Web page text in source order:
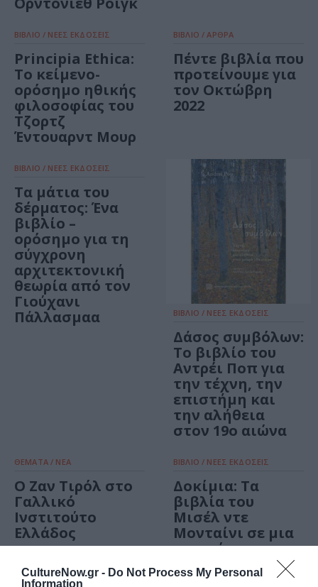
CultureNow.gr - Do Not Process My Personal
Information
ΒΙΒΛΙΟ / ΝΕΕΣ ΕΚΔΟΣΕΙΣ
Principia Ethica:
Το κείμενο-
ορόσημο ηθικής
φιλοσοφίας του
Τζορτζ
Έντουαρντ Μουρ
ΒΙΒΛΙΟ / ΑΡΘΡΑ
Πέντε βιβλία που
προτείνουμε για
τον Οκτώβρη
2022
ΒΙΒΛΙΟ / ΝΕΕΣ ΕΚΔΟΣΕΙΣ
Τα μάτια του
δέρματος: Ένα
βιβλίο –
ορόσημο για τη
σύγχρονη
αρχιτεκτονική
θεωρία από τον
Γιούχανι
Πάλλασμαα
ΒΙΒΛΙΟ / ΝΕΕΣ ΕΚΔΟΣΕΙΣ
Δάσος συμβόλων:
Το βιβλίο του
Αντρέι Ποπ για
την τέχνη, την
επιστήμη και
την αλήθεια
στον 19ο αιώνα
ΘΕΜΑΤΑ / ΝΕΑ
Ο Ζαν Τιρόλ στο
Γαλλικό
Ινστιτούτο
Ελλάδος
ΒΙΒΛΙΟ / ΝΕΕΣ ΕΚΔΟΣΕΙΣ
Δοκίμια: Τα
βιβλία του
Μισέλ ντε
Μονταίνι σε μια
κασετίνα
ΒΙΒΛΙΟ / ΝΕΕΣ ΕΚΔΟΣΕΙΣ ΒΙΒΛΙΟ / ΝΕΕΣ ΕΚΔΟΣΕΙΣ